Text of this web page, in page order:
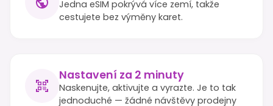
Jedna eSIM pokrývá více zemí, takže
cestujete bez výměny karet.
Nastavení za 2 minuty
Naskenujte, aktivujte a vyrazte. Je to tak
jednoduché — žádné návštěvy prodejny